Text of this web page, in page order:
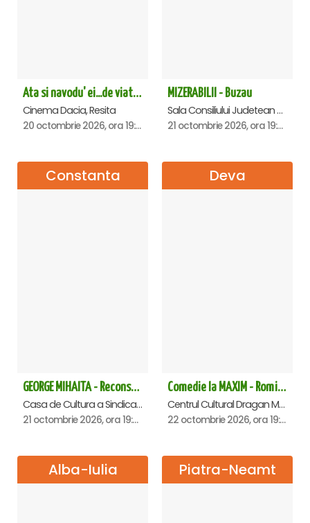
Ata si navodu' ei...de viata! - Resita
Cinema Dacia, Resita
20 octombrie 2026, ora 19:00
MIZERABILII - Buzau
Sala Consiliului Judetean Buzau, Buzau
21 octombrie 2026, ora 19:00
Constanta
GEORGE MIHAITA - Reconstituirea unei vieti - Constanta
Casa de Cultura a Sindicatelor - Sala Mare, Constanta
21 octombrie 2026, ora 19:00
Deva
Comedie la MAXIM - Romica Tociu si Cornel Palade - Deva
Centrul Cultural Dragan Muntean, Deva
22 octombrie 2026, ora 19:00
Alba-Iulia Piatra-Neamt